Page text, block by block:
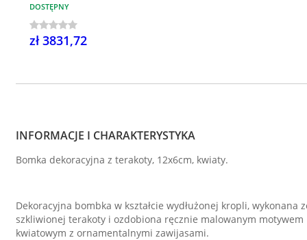
DOSTĘPNY
zł 3831,72
INFORMACJE I CHARAKTERYSTYKA
Bomka dekoracyjna z terakoty, 12x6cm, kwiaty.
Dekoracyjna bombka w kształcie wydłużonej kropli, wykonana
szkliwionej terakoty i ozdobiona ręcznie malowanym motywem
kwiatowym z ornamentalnymi zawijasami.